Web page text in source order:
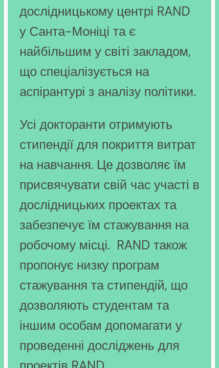
дослідницькому центрі RAND
у Санта-Моніці та є
найбільшим у світі закладом,
що спеціалізується на
аспірантурі з аналізу політики.
Усі докторанти отримують
стипендії для покриття витрат
на навчання. Це дозволяє їм
присвячувати свій час участі в
дослідницьких проектах та
забезпечує їм стажування на
робочому місці. RAND також
пропонує низку програм
стажування та стипендій, що
дозволяють студентам та
іншим особам допомагати у
проведенні досліджень для